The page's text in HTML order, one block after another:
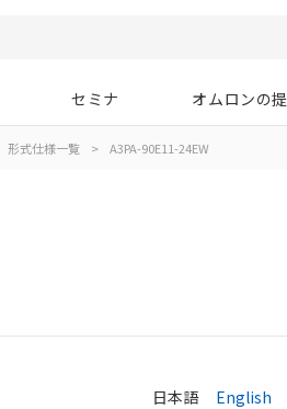
セミナ オムロンの
形式仕様一覧 > A3PA-90E11-24EW
日本語 English